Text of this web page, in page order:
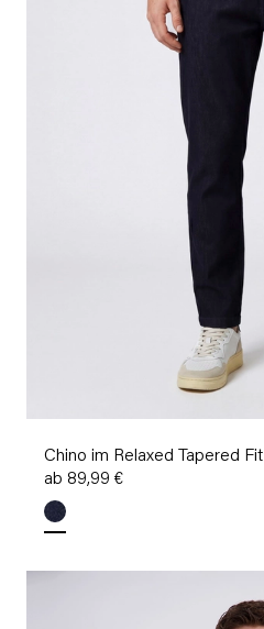
Chino im Relaxed Tapered Fit
ab 89,99 €